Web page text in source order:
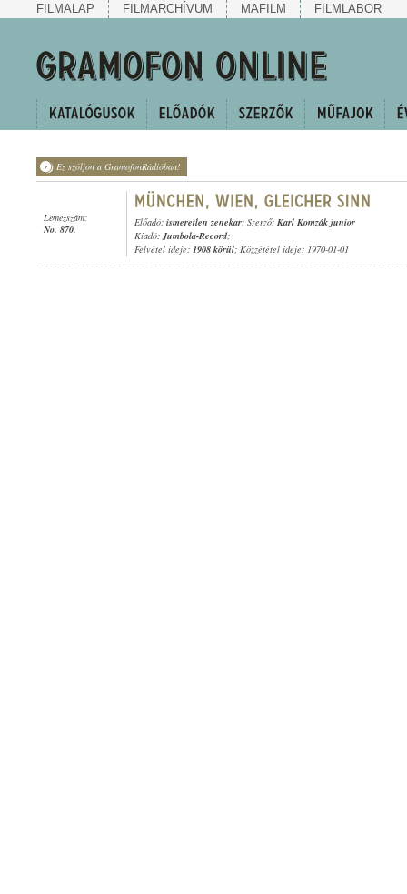
FILMALAP FILMARCHÍVUM MAFILM FILMLABOR
Ez szóljon a GramofonRádióban!
Lemezszám:
No. 870.
Előadó: ismeretlen zenekar; Szerző: Karl Komzák junior
Kiadó:Jumbola-Record;
Felvétel ideje: 1908 körül; Közzététel ideje: 1970-01-01